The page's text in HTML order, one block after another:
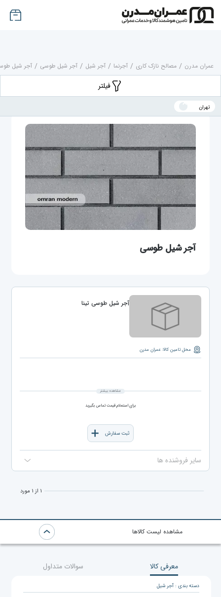
عمران مدرن / مصالح نازک کاری / آجرنما / آجر شیل / آجر شیل طوسی / آجر شیل
آجر شیل طوسی
فیلتر
تهران
آجر شیل طوسی تینا
محل تامین کالا: عمران مدرن
مشاهده بیشتر
برای استعلام قیمت تماس بگیرید
ثبت سفارش
سایر فروشنده ها
۱ از ۱ مورد
مشاهده لیست کالاها
معرفی کالا سوالات متداول
دسته بندی : آجر شیل